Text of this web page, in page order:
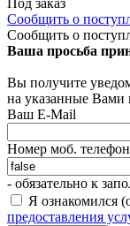
Под заказ
Сообщить о
Сообщить о
Ваша просьба
Вы получите
на указанные Вами
Ваш E-Mail
Номер моб.
- обязательно к
Я ознакомился
предоставления